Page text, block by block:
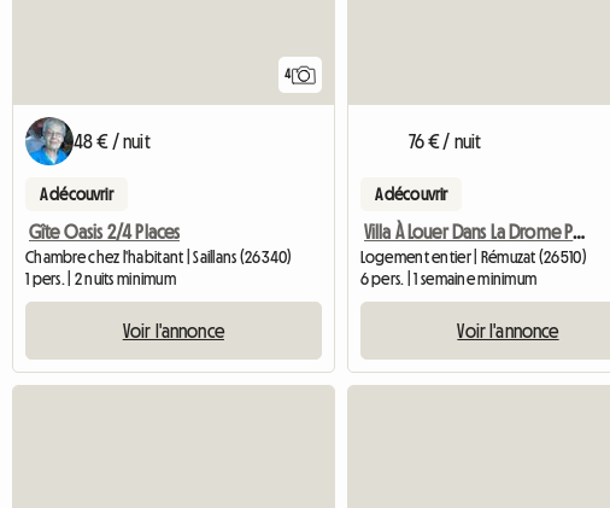
4
48 € / nuit
A découvrir
Gîte Oasis 2/4 Places
Chambre chez l'habitant | Saillans (26340)
1 pers. | 2 nuits minimum
Voir l'annonce
76 € / nuit
A découvrir
Villa À Louer Dans La Drome Provençale
Logement entier | Rémuzat (26510)
6 pers. | 1 semaine minimum
Voir l'annonce